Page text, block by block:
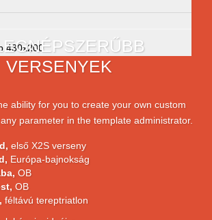
VERSENYEK
ability for you to create your own custom
parameter in the template administrator.
első X2S verseny
Európa-bajnokság
OB
OB
féltávú tereptriatlon